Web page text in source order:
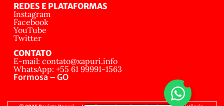
REDES E PLATAFORMAS
Instagram
Facebook
YouTube
Twitter
CONTATO
E-mail: contato@xapuri.info
WhatsApp: +55 61 99991-1563
Formosa – GO